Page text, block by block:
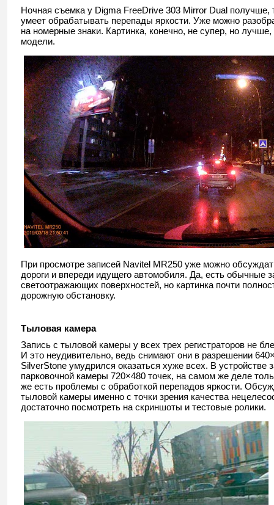
Ночная съемка у Digma FreeDrive 303 Mirror Dual получше,
умеет обрабатывать перепады яркости. Уже можно
на номерные знаки. Картинка, конечно, не супер, но
модели.
При просмотре записей Navitel MR250 уже можно
дороги и впереди идущего автомобиля. Да, есть обычные
светоотражающих поверхностей, но картинка почти
дорожную обстановку.
Тыловая камера
Запись с тыловой камеры у всех трех регистраторов не
И это неудивительно, ведь снимают они в разрешении
SilverStone умудрился оказаться хуже всех. В устройстве
парковочной камеры 720×480 точек, на самом же деле
же есть проблемы с обработкой перепадов яркости.
тыловой камеры именно с точки зрения качества
достаточно посмотреть на скриншоты и тестовые ролики.